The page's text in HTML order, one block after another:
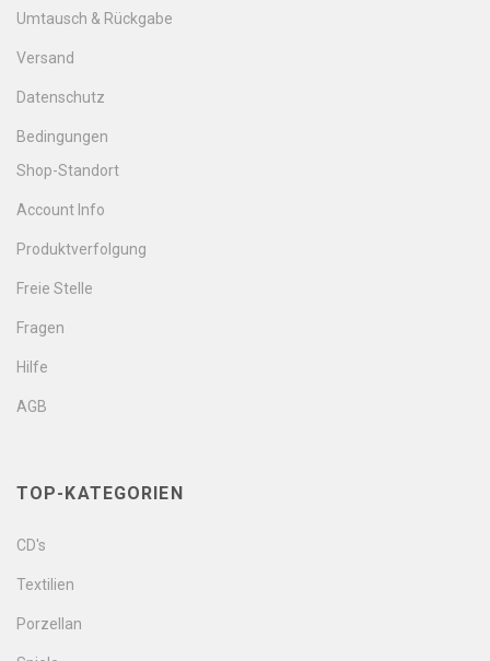
Umtausch & Rückgabe
Versand
Datenschutz
Bedingungen
Shop-Standort
Account Info
Produktverfolgung
Freie Stelle
Fragen
Hilfe
AGB
TOP-KATEGORIEN
CD's
Textilien
Porzellan